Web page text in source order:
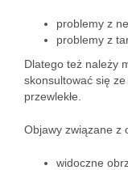
problemy z
problemy z
Dlatego też należy
skonsultować się
przewlekłe.
Objawy związane z
widoczne